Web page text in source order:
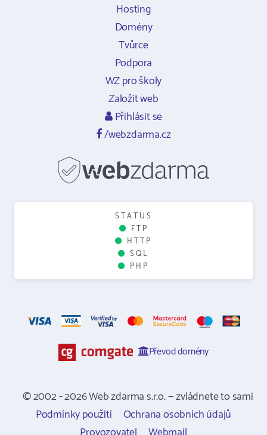
Hosting
Domény
Tvůrce
Podpora
WZ pro školy
Založit web
Přihlásit se
/webzdarma.cz
STATUS
FTP
HTTP
SQL
PHP
Převod domény
© 2002 - 2026 Web zdarma s.r.o. — zvládnete to sami
Podmínky použití
Ochrana osobních údajů